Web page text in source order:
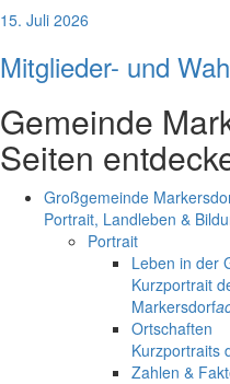
15. Juli 2026
Mitglieder- und
Gemeinde
Seiten
Großgemeinde
Portrait, Landleben &
Portrait
Leben in der
Kurzportrait
Markersdorf
Ortschaften
Kurzportraits
Zahlen &